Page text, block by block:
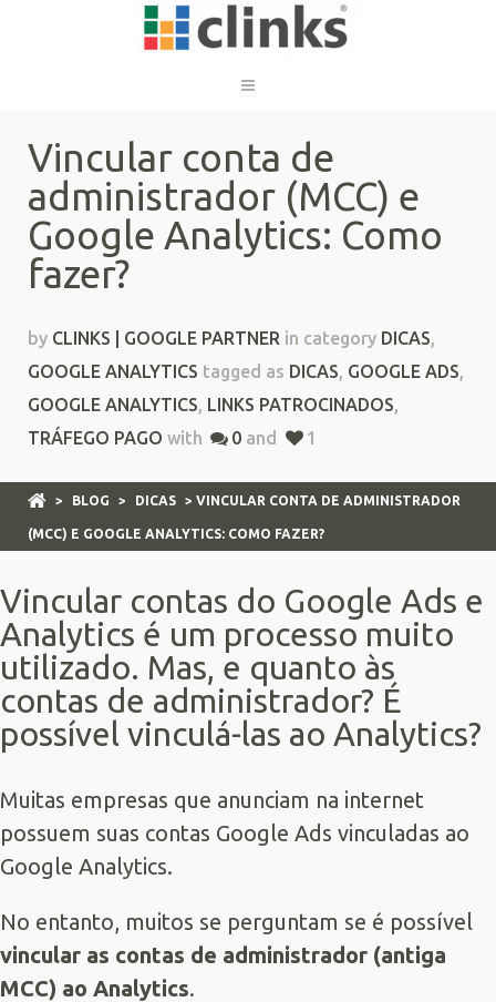
Vincular conta de
administrador (MCC) e
Google Analytics: Como
fazer?
by CLINKS | GOOGLE PARTNER in category DICAS,
GOOGLE ANALYTICS tagged as DICAS, GOOGLE ADS,
GOOGLE ANALYTICS, LINKS PATROCINADOS,
TRÁFEGO PAGO with 0 and 1
> BLOG > DICAS > VINCULAR CONTA DE ADMINISTRADOR
(MCC) E GOOGLE ANALYTICS: COMO FAZER?
Vincular contas do Google Ads e
Analytics é um processo muito
utilizado. Mas, e quanto às
contas de administrador? É
possível vinculá-las ao Analytics?
Muitas empresas que anunciam na internet
possuem suas contas Google Ads vinculadas ao
Google Analytics.
No entanto, muitos se perguntam se é possível
vincular as contas de administrador (antiga
MCC) ao Analytics.